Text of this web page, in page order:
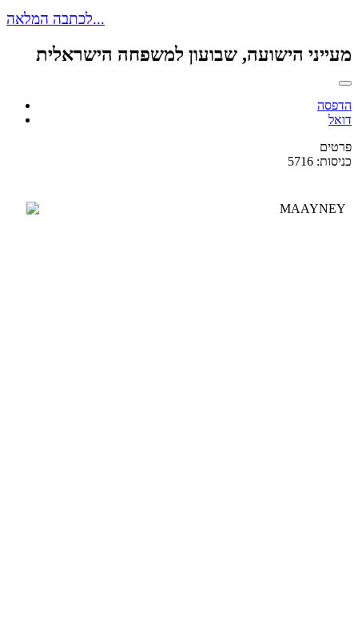
לכתבה המלאה...
מעייני הישועה, שבועון למשפחה הישראלית
הדפסה
דואל
פרטים
כניסות: 5716